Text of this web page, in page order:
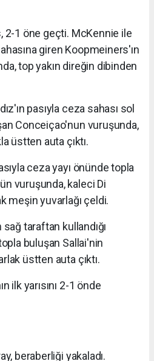
2-1 öne geçti. McKennie ile
giren Koopmeiners'ın
top yakın direğin dibinden
pasıyla ceza sahası sol
Conceiçao'nun vuruşunda,
üstten auta çıktı.
ceza yayı önünde topla
vuruşunda, kaleci Di
meşin yuvarlağı çeldi.
taraftan kullandığı
buluşan Sallai'nin
üstten auta çıktı.
ilk yarısını 2-1 önde
beraberliği yakaladı.